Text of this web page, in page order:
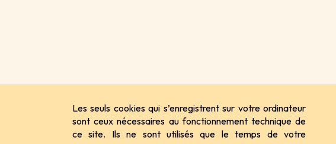
Les seuls cookies qui s’enregistrent sur votre ordinateur
sont ceux nécessaires au fonctionnement technique de
ce site. Ils ne sont utilisés que le temps de votre